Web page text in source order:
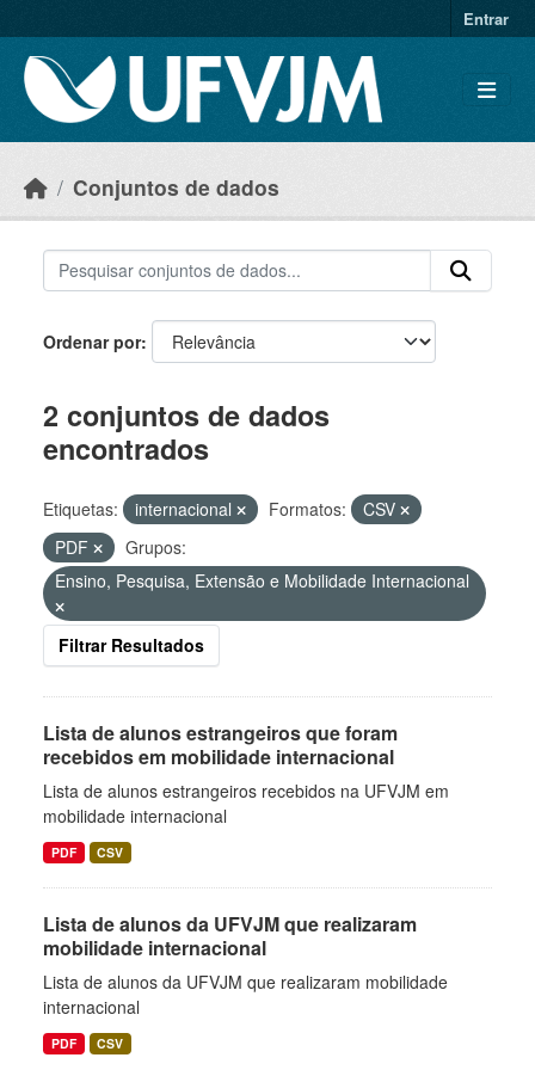
Entrar
Conjuntos de dados
Ordenar por
2 conjuntos de dados
encontrados
Etiquetas: internacional Formatos:
CSV
PDF
Grupos:
Ensino, Pesquisa, Extensão e Mobilidade Internacional
Filtrar Resultados
Lista de alunos estrangeiros que foram
recebidos em mobilidade internacional
Lista de alunos estrangeiros recebidos na UFVJM em
mobilidade internacional
PDF CSV
Lista de alunos da UFVJM que realizaram
mobilidade internacional
Lista de alunos da UFVJM que realizaram mobilidade
internacional
PDF CSV